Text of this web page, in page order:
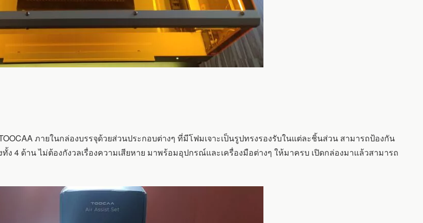
ภายในกล่องบรรจุด้วยส่วนประกอบต่างๆ ที่มีโฟมเจาะเป็นรูปทรงรองรับในแต่ละชิ้นส่วน สามารถป้องกัน
4 ด้าน ไม่ต้องกังวลเรื่องความเสียหาย มาพร้อมอุปกรณ์และเครื่องมือต่างๆ ให้มาครบ เปิดกล่องมาแล้วสามารถ